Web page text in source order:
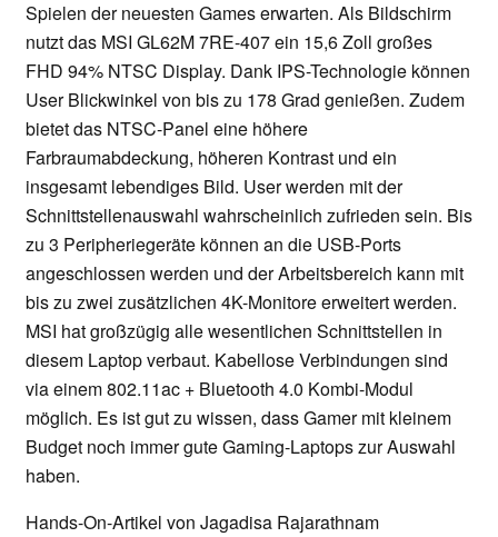
Spielen der neuesten Games erwarten. Als Bildschirm
nutzt das MSI GL62M 7RE-407 ein 15,6 Zoll großes
FHD 94% NTSC Display. Dank IPS-Technologie können
User Blickwinkel von bis zu 178 Grad genießen. Zudem
bietet das NTSC-Panel eine höhere
Farbraumabdeckung, höheren Kontrast und ein
insgesamt lebendiges Bild. User werden mit der
Schnittstellenauswahl wahrscheinlich zufrieden sein. Bis
zu 3 Peripheriegeräte können an die USB-Ports
angeschlossen werden und der Arbeitsbereich kann mit
bis zu zwei zusätzlichen 4K-Monitore erweitert werden.
MSI hat großzügig alle wesentlichen Schnittstellen in
diesem Laptop verbaut. Kabellose Verbindungen sind
via einem 802.11ac + Bluetooth 4.0 Kombi-Modul
möglich. Es ist gut zu wissen, dass Gamer mit kleinem
Budget noch immer gute Gaming-Laptops zur Auswahl
haben.
Hands-On-Artikel von Jagadisa Rajarathnam